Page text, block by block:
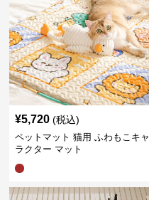
¥5,720 (税込)
ペットマット 猫用 ふわもこキャ
ラクター マット